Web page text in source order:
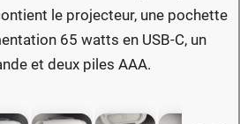
le projecteur, une pochette
65 watts en USB-C, un
et deux piles AAA.